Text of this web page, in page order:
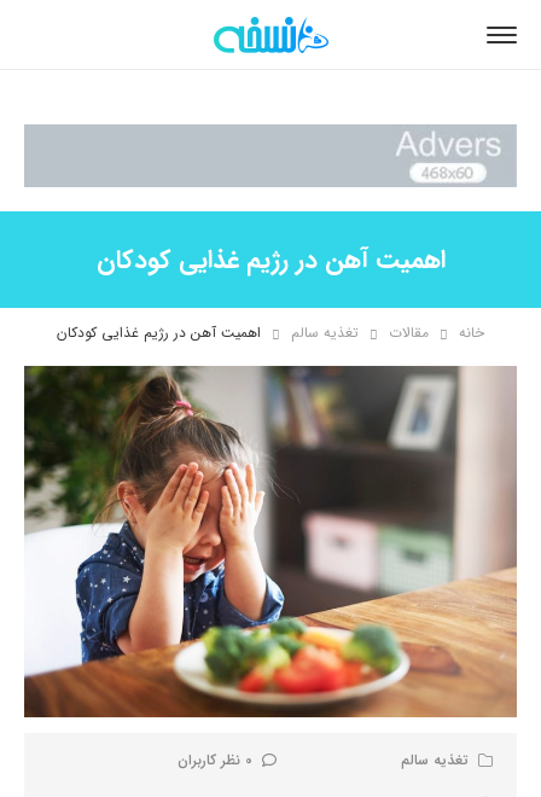
اهمیت آهن در رژیم غذایی کودکان
خانه مقالات تغذیه سالم اهمیت آهن در رژیم غذایی کودکان
تغذیه سالم
0 نظر کاربران